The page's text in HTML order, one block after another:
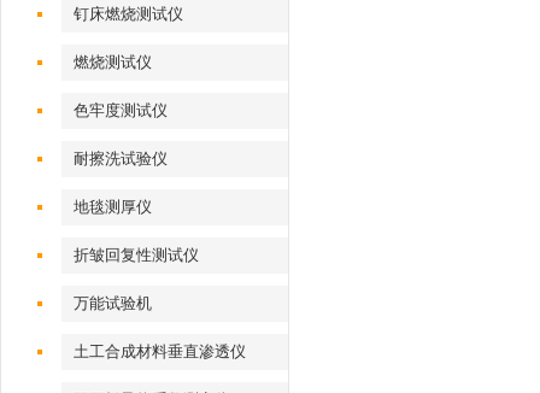
钉床燃烧测试仪
燃烧测试仪
色牢度测试仪
耐擦洗试验仪
地毯测厚仪
折皱回复性测试仪
万能试验机
土工合成材料垂直渗透仪